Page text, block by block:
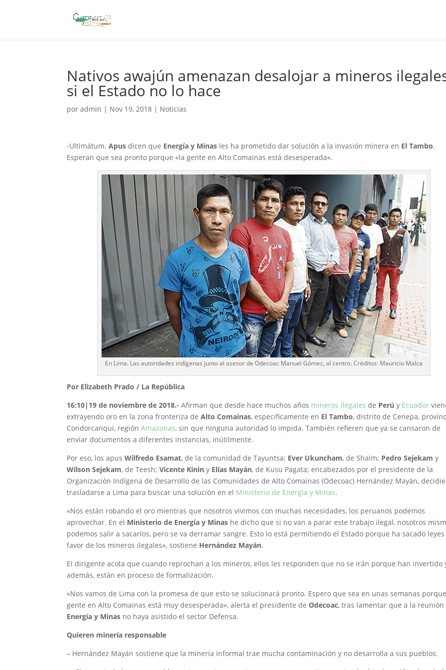
Nativos awajún amenazan desalojar a mineros
si el Estado no lo hace
poradmin | Nov 19, 2018 | Noticias
-Ultimátum.Apus dicen que Energía y Minas les ha prometido dar solución a la invasión minera en El Tambo.
Esperan que sea pronto porque «la gente en Alto Comainas está desesperada».
En Lima. Las autoridades indígenas junto al asesor de Odecoac Manuel Gómez, al centro. Créditos: Mauricio Malca
Por Elizabeth Prado / La República
16:10|19 de noviembre de 2018.-Afirman que desde hace muchos años mineros ilegales de Perú y Ecuador
extrayendo oro en la zona fronteriza deAlto Comainas, específicamente en El Tambo, distrito de Cenepa,
Condorcanqui, regiónAmazonas, sin que ninguna autoridad lo impida. También refieren que ya se cansaron de
enviar documentos a diferentes instancias, inútilmente.
Por eso, los apusWilfredo Esamat, de la comunidad de Tayuntsa; Ever Ukuncham, de Shaim; Pedro Sejekam y
Wilson Sejekam, de Teesh;Vicente Kinin y Elías Mayán, de Kusu Pagata; encabezados por el presidente de la
Organización Indígena de Desarrollo de las Comunidades de Alto Comainas (Odecoac) Hernández Mayán,
trasladarse a Lima para buscar una solución en el Ministerio de Energía y Minas.
«Nos están robando el oro mientras que nosotros vivimos con muchas necesidades, los peruanos podemos
aprovechar. En el Ministerio de Energía y Minas he dicho que si no van a parar este trabajo ilegal, nosotros
podemos salir a sacarlos, pero se va derramar sangre. Esto lo está permitiendo el Estado porque ha sacado leyes
favor de los mineros ilegales», sostiene Hernández Mayán.
El dirigente acota que cuando reprochan a los mineros, ellos les responden que no se irán porque han invertido
además, están en proceso de formalización.
«Nos vamos de Lima con la promesa de que esto se solucionará pronto. Espero que sea en unas semanas
gente en Alto Comainas está muy desesperada», alerta el presidente deOdecoac, tras lamentar que a la reunión
Energía y Minas no haya asistido el sector Defensa.
Quieren minería responsable
– Hernández Mayán sostiene que la minería informal trae mucha contaminación y no desarrolla a sus pueblos.